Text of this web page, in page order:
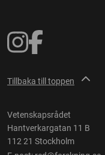
Tillbaka till toppen
Vetenskapsrådet
Hantverkargatan 11 B
112 21 Stockholm